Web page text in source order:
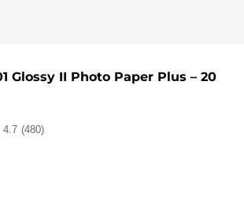
Glossy II Photo Paper Plus – 20
4.7 (480)